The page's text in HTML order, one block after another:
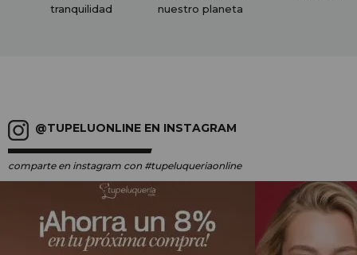
tranquilidad
nuestro planeta
@TUPELUONLINE EN INSTAGRAM
comparte en instagram con #tupeluqueriaonline